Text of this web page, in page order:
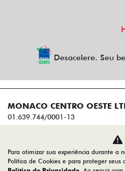
Desacelere. Seu
MONACO CENTRO OESTE
01.639.744/0001-13
Desenvolvido pela
Para otimizar sua experiência durante a
Política de Cookies e para proteger seus